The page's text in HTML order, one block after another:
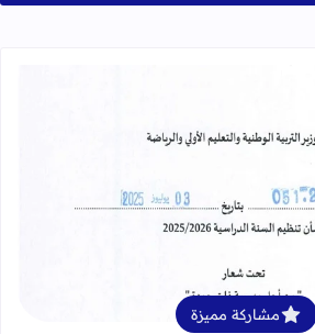
قراءة المزيد عن مقرر تنظيم السنة الدراسية
مشاركة مميزة